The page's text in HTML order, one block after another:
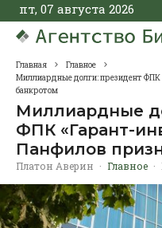
пт, 07 августа 2026
Главная
Главное
Миллиардные долги: президент ФПК
банкротом
Миллиардные
ФПК «Гарант-
Панфилов
Платон Аверин · Главное ·